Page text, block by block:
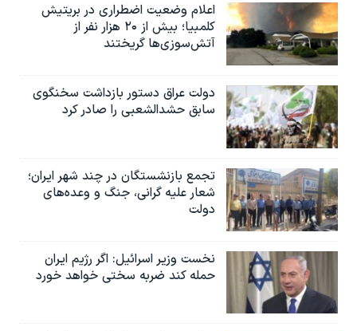
اعلام وضعیت اضطراری در بریتیش
کلمبیا؛ بیش از ۲۰ هزار نفر از
آتش‌سوزی‌ها گریختند
دولت عراق دستور بازداشت سخنگوی
سابق حشدالشعبی را صادر کرد
تجمع بازنشستگان در چند شهر ایران؛
شعار علیه گرانی، جنگ و وعده‌های
دولت
نخست وزیر اسرائيل: اگر رژیم ایران
حمله کند ضربه سختی خواهد خورد